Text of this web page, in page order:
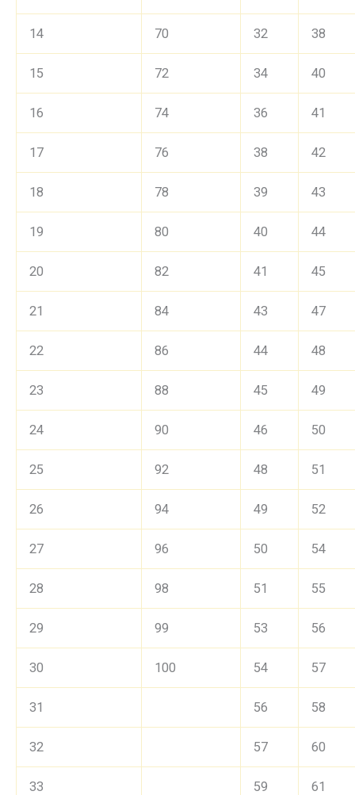
14 70 32 38
15 72 34 40
16 74 36 41
17 76 38 42
18 78 39 43
19 80 40 44
20 82 41 45
21 84 43 47
22 86 44 48
23 88 45 49
24 90 46 50
25 92 48 51
26 94 49 52
27 96 50 54
28 98 51 55
29 99 53 56
30 100 54 57
31 56 58
32 57 60
33 59 61